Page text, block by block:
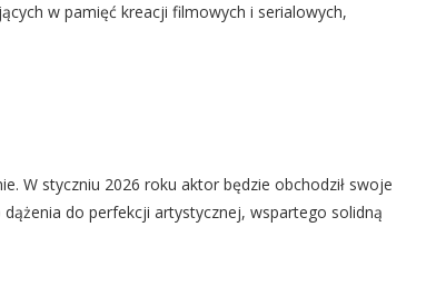
w pamięć kreacji filmowych i serialowych,
W styczniu 2026 roku aktor będzie obchodził swoje
do perfekcji artystycznej, wspartego solidną